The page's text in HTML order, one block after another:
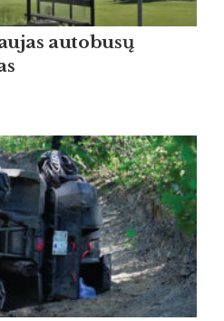
autobusų